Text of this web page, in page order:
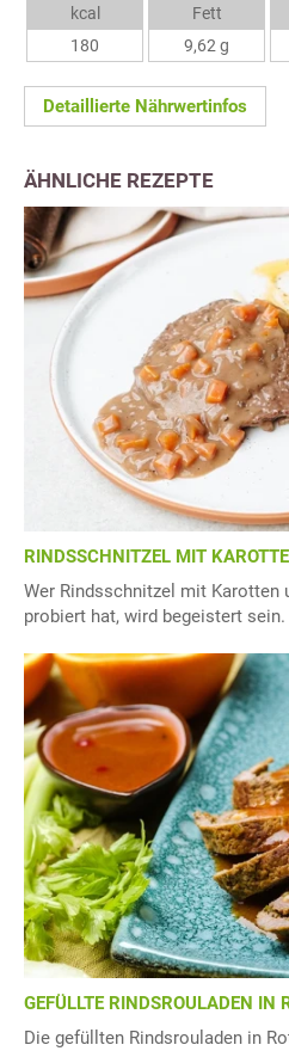
kcal
180
Fett
9,62 g
Detaillierte Nährwertinfos
ÄHNLICHE REZEPTE
RINDSSCHNITZEL MIT
Wer Rindsschnitzel mit Karotten
probiert hat, wird begeistert
GEFÜLLTE RINDSROULADEN IN
Die gefüllten Rindsrouladen in